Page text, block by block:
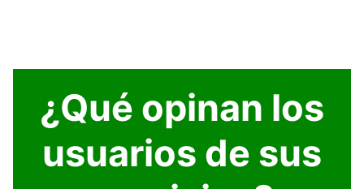
¿Qué opinan los
usuarios de sus